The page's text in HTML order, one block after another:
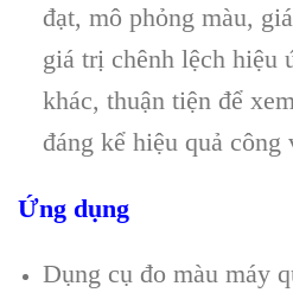
đạt, mô phỏng màu,
giá trị chênh lệch hiệu
khác, thuận tiện để
đáng kể hiệu quả
Ứng dụng
Dụng cụ đo màu máy